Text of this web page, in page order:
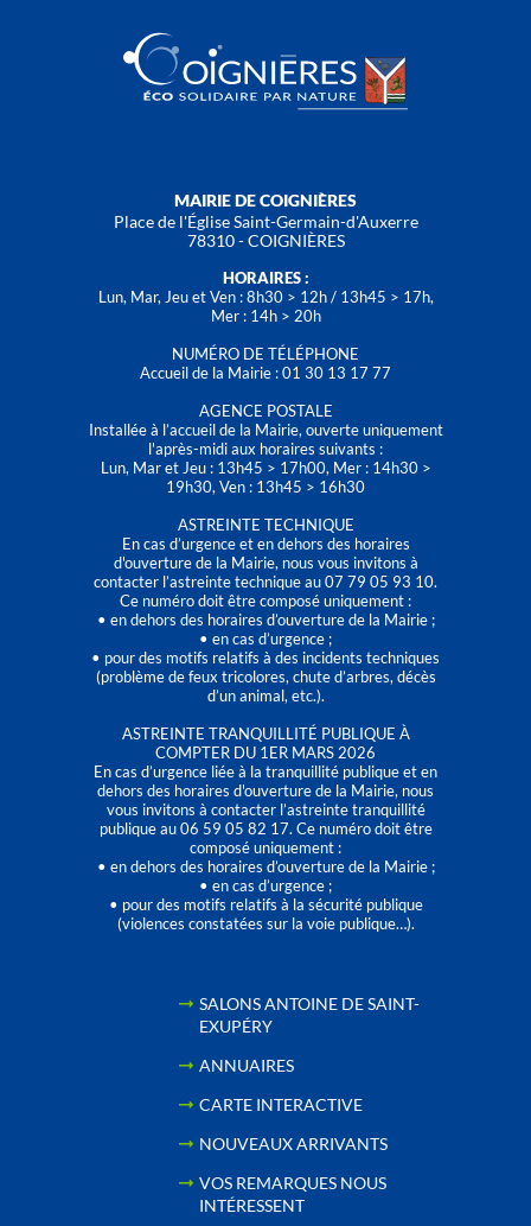
MAIRIE DE COIGNIÈRES
Place de l'Église Saint-Germain-d'Auxerre
78310 - COIGNIÈRES
HORAIRES :
Lun, Mar, Jeu et Ven : 8h30 > 12h / 13h45 > 17h,
Mer : 14h > 20h
NUMÉRO DE TÉLÉPHONE
Accueil de la Mairie : 01 30 13 17 77
AGENCE POSTALE
Installée à l’accueil de la Mairie, ouverte uniquement
l'après-midi aux horaires suivants :
Lun, Mar et Jeu : 13h45 > 17h00, Mer : 14h30 >
19h30, Ven : 13h45 > 16h30
ASTREINTE TECHNIQUE
En cas d’urgence et en dehors des horaires
d'ouverture de la Mairie, nous vous invitons à
contacter l’astreinte technique au 07 79 05 93 10.
Ce numéro doit être composé uniquement :
• en dehors des horaires d’ouverture de la Mairie ;
• en cas d’urgence ;
• pour des motifs relatifs à des incidents techniques
(problème de feux tricolores, chute d’arbres, décès
d’un animal, etc.).
ASTREINTE TRANQUILLITÉ PUBLIQUE À
COMPTER DU 1ER MARS 2026
En cas d’urgence liée à la tranquillité publique et en
dehors des horaires d'ouverture de la Mairie, nous
vous invitons à contacter l’astreinte tranquillité
publique au 06 59 05 82 17. Ce numéro doit être
composé uniquement :
• en dehors des horaires d’ouverture de la Mairie ;
• en cas d’urgence ;
• pour des motifs relatifs à la sécurité publique
(violences constatées sur la voie publique…).
SALONS ANTOINE DE SAINT-
EXUPÉRY
ANNUAIRES
CARTE INTERACTIVE
NOUVEAUX ARRIVANTS
VOS REMARQUES NOUS
INTÉRESSENT